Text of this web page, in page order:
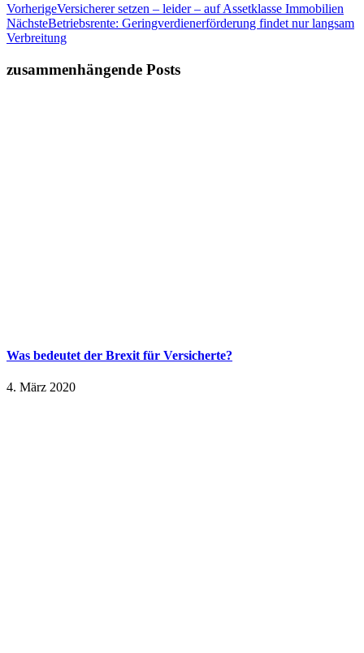
VorherigeVersicherer setzen – leider – auf Assetklasse Immobilien
NächsteBetriebsrente: Geringverdienerförderung findet nur langsam
Verbreitung
zusammenhängende Posts
Was bedeutet der Brexit für Versicherte?
4. März 2020